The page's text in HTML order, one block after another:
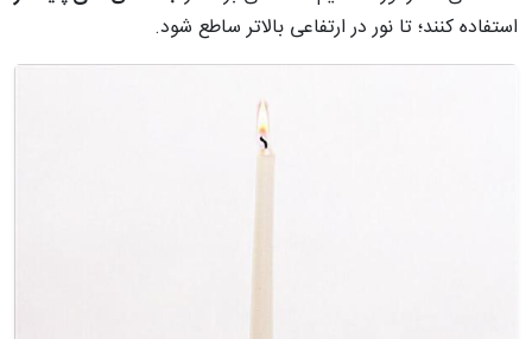
استفاده کنند؛ تا نور در ارتفاعی بالاتر ساطع شود.